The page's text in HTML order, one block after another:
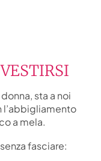
sta a noi
l’abbigliamento
a mela.
fasciare: